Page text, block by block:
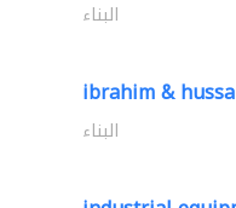
البناء
ibrahim &
البناء